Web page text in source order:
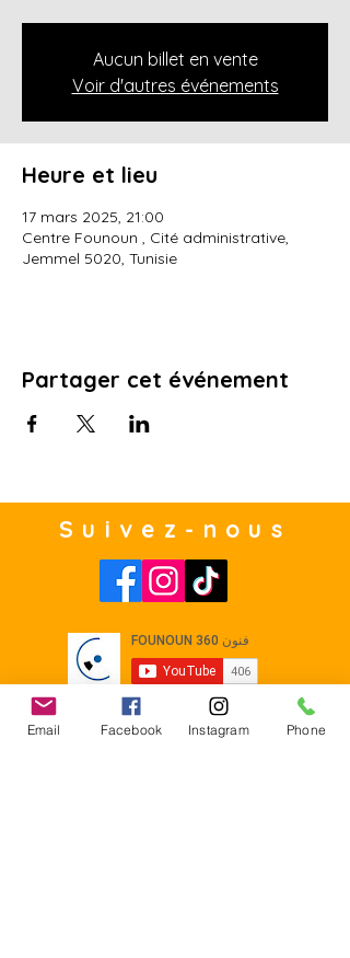
Aucun billet en vente
Voir d'autres événements
Heure et lieu
17 mars 2025, 21:00
Centre Founoun , Cité administrative,
Jemmel 5020, Tunisie
Partager cet événement
Suivez-nous
Email Facebook Instagram Phone